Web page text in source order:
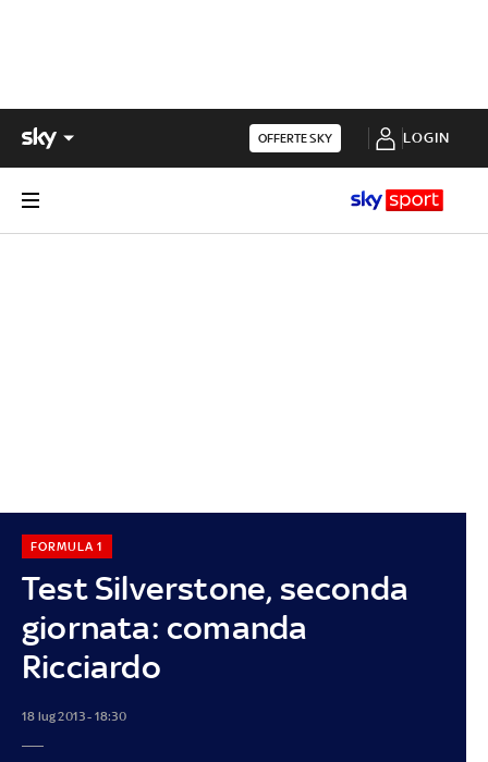
OFFERTE SKY LOGIN
Test Silverstone, seconda
giornata: comanda
Ricciardo
FORMULA 1
18 lug 2013 - 18:30